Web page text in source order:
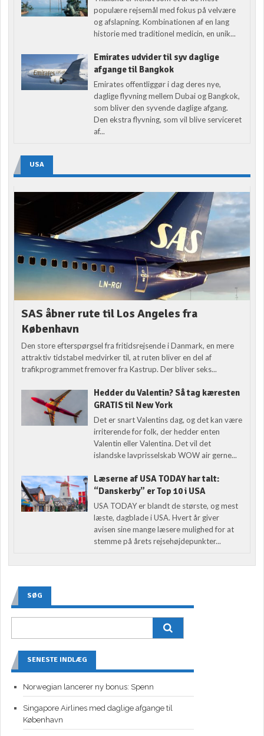
populære rejsemål med fokus på velvære
og afslapning. Kombinationen af en lang
historie med traditionel medicin, en unik...
Emirates udvider til syv daglige
afgange til Bangkok
Emirates offentliggør i dag deres nye,
daglige flyvning mellem Dubai og Bangkok,
som bliver den syvende daglige afgang.
Den ekstra flyvning, som vil blive serviceret
af...
USA
SAS åbner rute til Los Angeles fra
København
Den store efterspørgsel fra fritidsrejsende i Danmark, en mere
attraktiv tidstabel medvirker til, at ruten bliver en del af
trafikprogrammet fremover fra Kastrup. Der bliver seks...
Hedder du Valentin? Så tag kæresten
GRATIS til New York
Det er snart Valentins dag, og det kan være
irriterende for folk, der hedder enten
Valentin eller Valentina. Det vil det
islandske lavprisselskab WOW air gerne...
Læserne af USA TODAY har talt:
“Danskerby” er Top 10 i USA
USA TODAY er blandt de største, og mest
læste, dagblade i USA. Hvert år giver
avisen sine mange læsere mulighed for at
stemme på årets rejsehøjdepunkter...
SØG
SENESTE INDLÆG
Norwegian lancerer ny bonus: Spenn
Singapore Airlines med daglige afgange til
København